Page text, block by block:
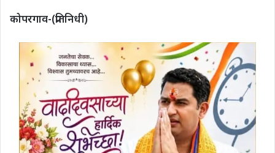
कोपरगाव-(प्रतिनिधी)